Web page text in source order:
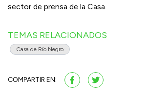
sector de prensa de la Casa.
TEMAS RELACIONADOS
Casa de Río Negro
COMPARTIR EN: